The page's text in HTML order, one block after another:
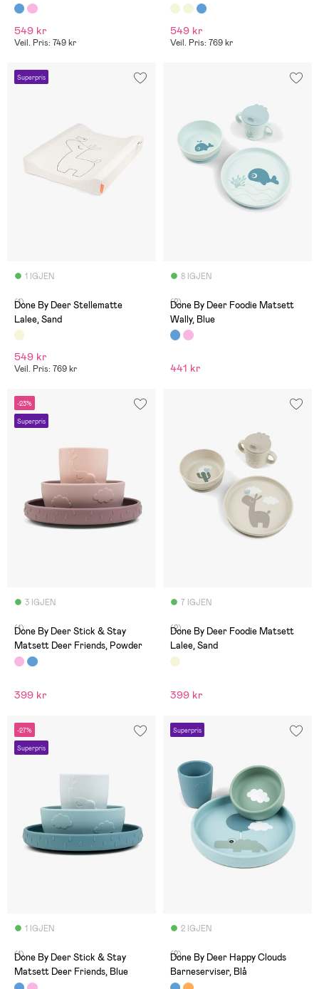
549 kr
Veil. Pris: 749 kr
549 kr
Veil. Pris: 769 kr
Superpris
1 IGJEN
(1)
Done By Deer Stellematte
Lalee, Sand
549 kr
Veil. Pris: 769 kr
8 IGJEN
(2)
Done By Deer Foodie Matsett
Wally, Blue
441 kr
-23%
Superpris
3 IGJEN
(1)
Done By Deer Stick & Stay
Matsett Deer Friends, Powder
399 kr
7 IGJEN
(2)
Done By Deer Foodie Matsett
Lalee, Sand
399 kr
-27%
Superpris
1 IGJEN
(1)
Done By Deer Stick & Stay
Matsett Deer Friends, Blue
Superpris
2 IGJEN
(2)
Done By Deer Happy Clouds
Barneserviser, Blå